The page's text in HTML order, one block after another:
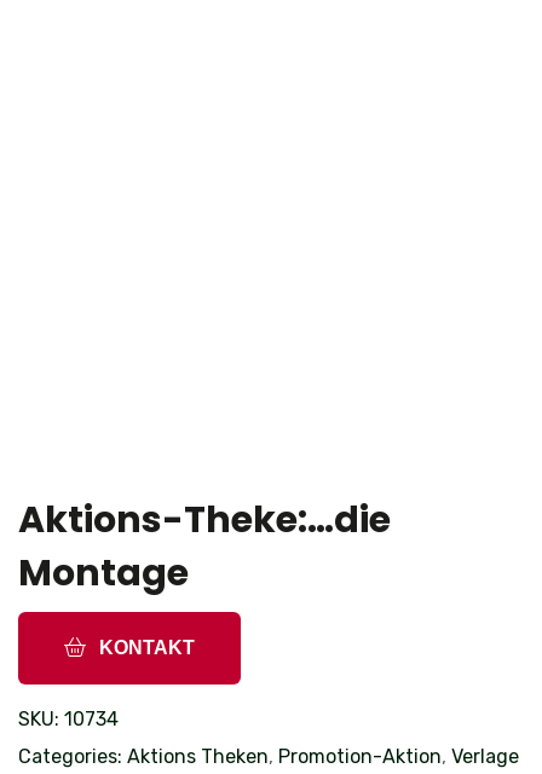
Aktions-Theke:…die
Montage
KONTAKT
SKU: 10734
Categories: Aktions Theken, Promotion-Aktion, Verlage